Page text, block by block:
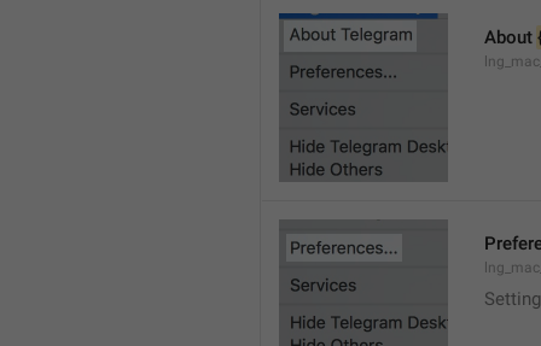
About